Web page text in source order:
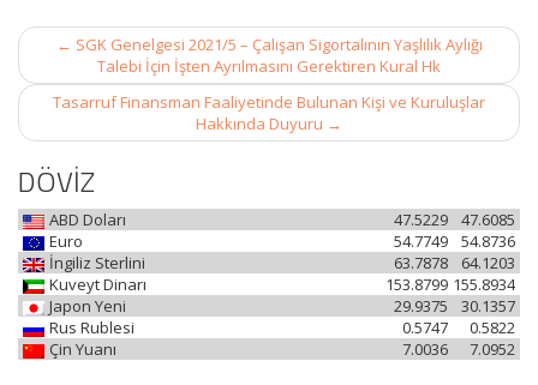
Post
navigation
← SGK Genelgesi 2021/5 – Çalışan Sigortalının Yaşlılık Aylığı
Talebi İçin İşten Ayrılmasını Gerektiren Kural Hk
Tasarruf Finansman Faaliyetinde Bulunan Kişi ve Kuruluşlar
Hakkında Duyuru →
DÖVİZ
ABD Doları 47.6085
47.5229
Euro
54.8736
54.7749
İngiliz Sterlini
64.1203
63.7878
Kuveyt Dinarı
155.8934
153.8799
Japon Yeni
30.1357
29.9375
Rus Rublesi
0.5822
0.5747
Çin Yuanı
7.0952
7.0036